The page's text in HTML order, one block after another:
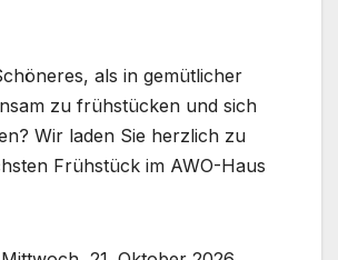
als in gemütlicher
zu frühstücken und sich
Wir laden Sie herzlich zu
Frühstück im AWO-Haus